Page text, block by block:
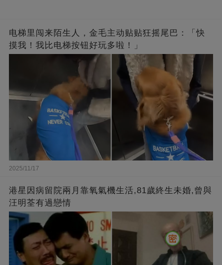
电梯里闯来陌生人，金毛主动贴贴狂摇尾巴：「快
摸我！我比电梯按钮好玩多啦！」
2025/11/17
港星因病留院兩月靠氧氣機生活,81歲終生未婚,曾與
汪明荃有過戀情